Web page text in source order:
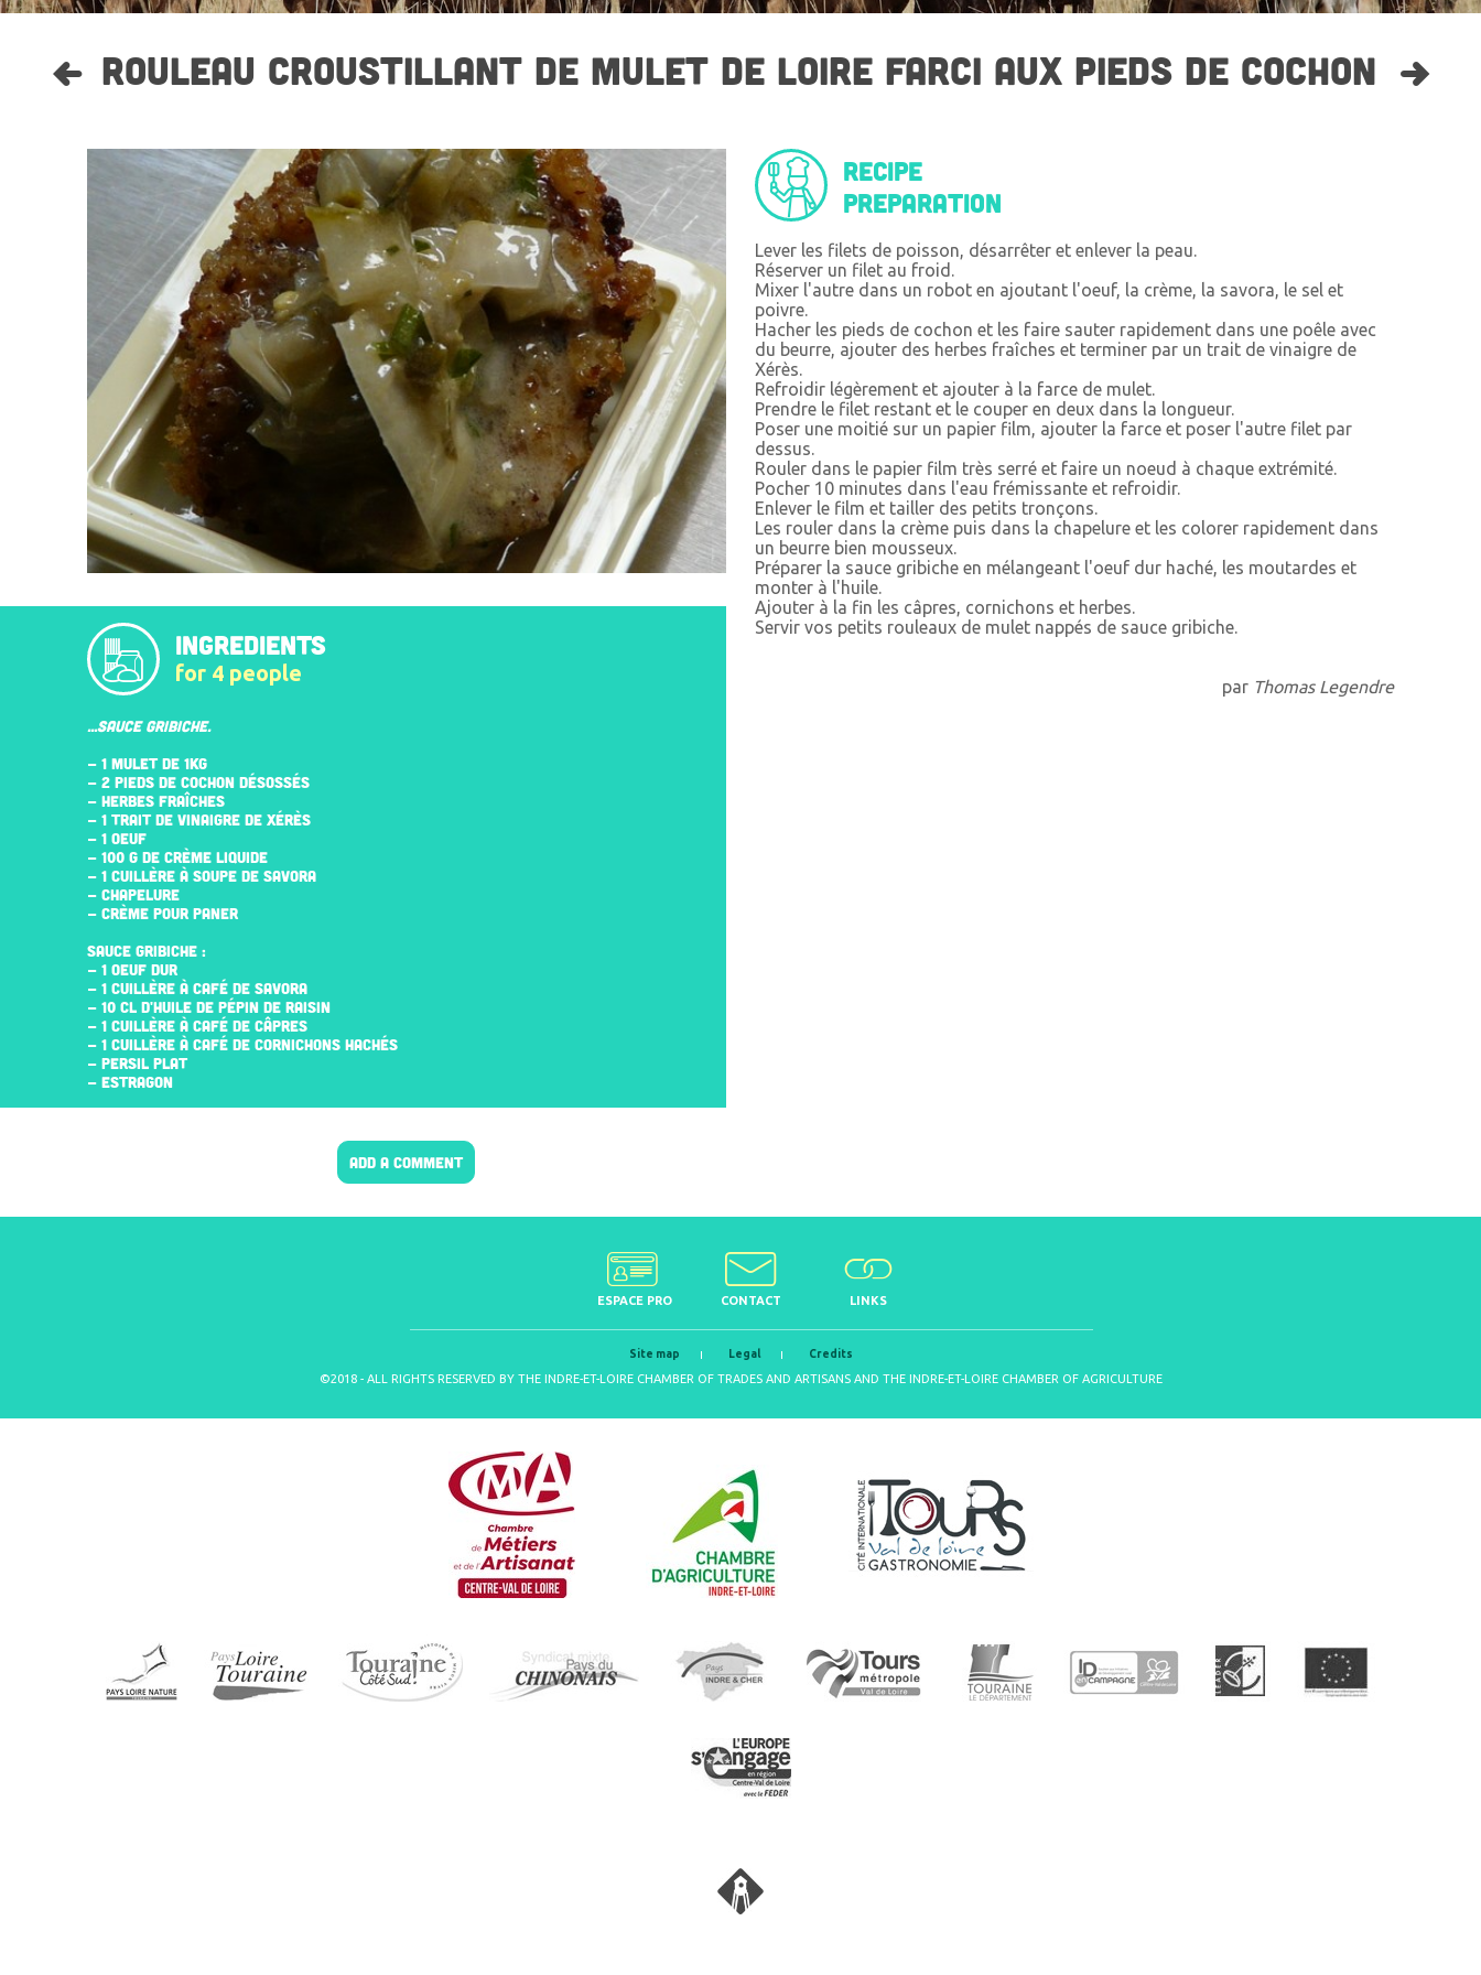
ROULEAU CROUSTILLANT DE MULET DE LOIRE FARCI AUX PIEDS DE COCHON
INGREDIENTS
for 4 people
...SAUCE GRIBICHE.
- 1 MULET DE 1KG
- 2 PIEDS DE COCHON DÉSOSSÉS
- HERBES FRAÎCHES
- 1 TRAIT DE VINAIGRE DE XÉRÈS
- 1 OEUF
- 100 G DE CRÈME LIQUIDE
- 1 CUILLÈRE À SOUPE DE SAVORA
- CHAPELURE
- CRÈME POUR PANER
SAUCE GRIBICHE :
- 1 OEUF DUR
- 1 CUILLÈRE À CAFÉ DE SAVORA
- 10 CL D'HUILE DE PÉPIN DE RAISIN
- 1 CUILLÈRE À CAFÉ DE CÂPRES
- 1 CUILLÈRE À CAFÉ DE CORNICHONS HACHÉS
- PERSIL PLAT
- ESTRAGON
ADD A COMMENT
Recipe
preparation
Lever les filets de poisson, désarrêter et enlever la peau.
Réserver un filet au froid.
Mixer l'autre dans un robot en ajoutant l'oeuf, la crème, la savora, le sel et
poivre.
Hacher les pieds de cochon et les faire sauter rapidement dans une poêle avec
du beurre, ajouter des herbes fraîches et terminer par un trait de vinaigre de
Xérès.
Refroidir légèrement et ajouter à la farce de mulet.
Prendre le filet restant et le couper en deux dans la longueur.
Poser une moitié sur un papier film, ajouter la farce et poser l'autre filet par
dessus.
Rouler dans le papier film très serré et faire un noeud à chaque extrémité.
Pocher 10 minutes dans l'eau frémissante et refroidir.
Enlever le film et tailler des petits tronçons.
Les rouler dans la crème puis dans la chapelure et les colorer rapidement dans
un beurre bien mousseux.
Préparer la sauce gribiche en mélangeant l'oeuf dur haché, les moutardes et
monter à l'huile.
Ajouter à la fin les câpres, cornichons et herbes.
Servir vos petits rouleaux de mulet nappés de sauce gribiche.
par Thomas Legendre
ESPACE PRO CONTACT LINKS
Site map Legal Credits
©2018 - ALL RIGHTS RESERVED BY THE INDRE-ET-LOIRE CHAMBER OF TRADES AND ARTISANS AND THE INDRE-ET-LOIRE CHAMBER OF AGRICULTURE